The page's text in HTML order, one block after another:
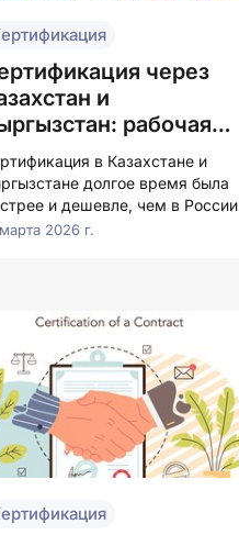
через
и
рабочая
или риск в 2026
в Казахстане и
долгое время была
и дешевле, чем в России
2026 г.